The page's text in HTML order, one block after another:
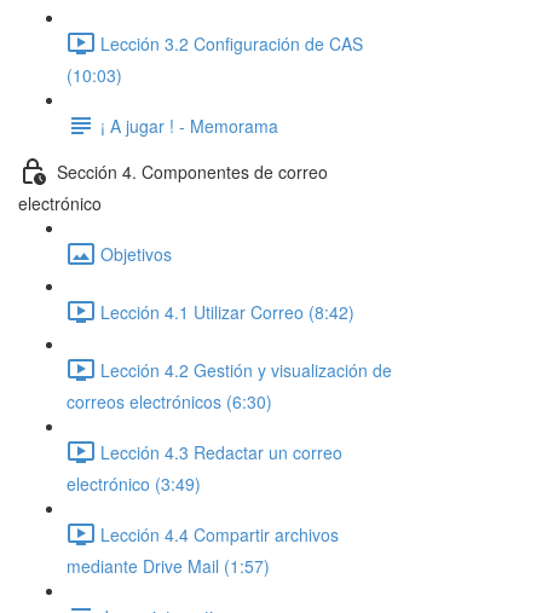
Lección 3.2 Configuración de CAS
(10:03)
¡ A jugar ! - Memorama
Sección 4. Componentes de correo
electrónico
Objetivos
Lección 4.1 Utilizar Correo (8:42)
Lección 4.2 Gestión y visualización de
correos electrónicos (6:30)
Lección 4.3 Redactar un correo
electrónico (3:49)
Lección 4.4 Compartir archivos
mediante Drive Mail (1:57)